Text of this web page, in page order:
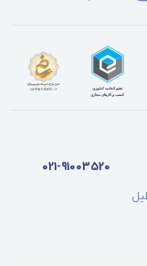
021-91003520